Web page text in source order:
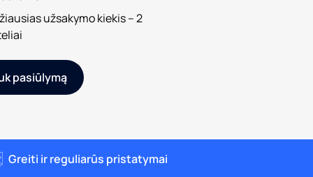
užsakymo kiekis – 2
pasiūlymą
Greiti ir reguliarūs pristatymai